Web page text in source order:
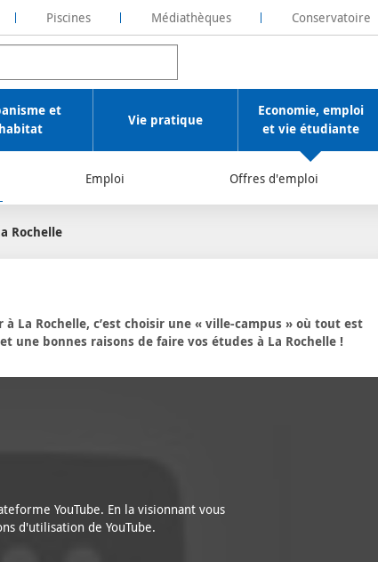
Piscines Médiathèques Conservatoire
et
habitat
Vie pratique
Economie, emploi
et vie étudiante
Emploi Offres d'emploi
Rochelle
La Rochelle, c’est choisir une « ville-campus » où tout est
une bonnes raisons de faire vos études à La Rochelle !
YouTube. En la visionnant vous
d'utilisation de YouTube.